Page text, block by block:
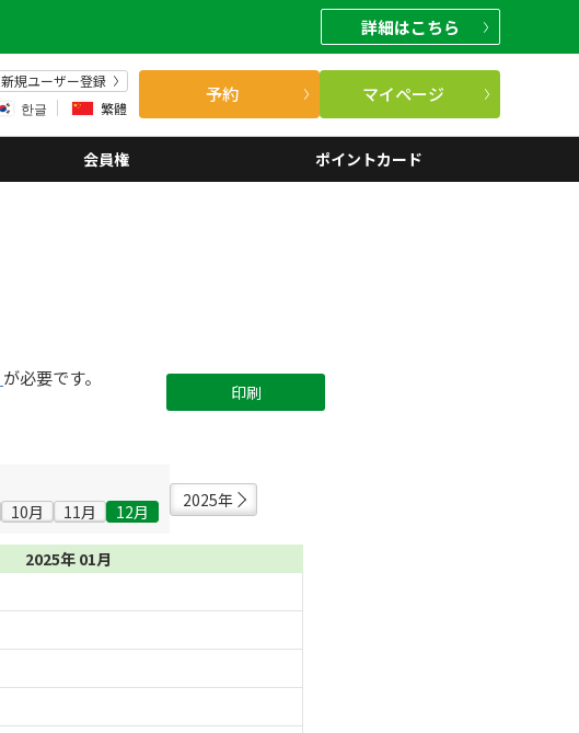
詳細はこちら
新規ユーザー登録
한글 繁體
予約 マイページ
会員権 ポイントカード
が必要です。
印刷
10月 11月 12月
2025年
2025年 01月